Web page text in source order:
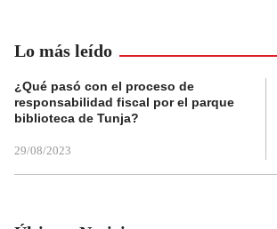
Lo más leído
¿Qué pasó con el proceso de
responsabilidad fiscal por el parque
biblioteca de Tunja?
29/08/2023